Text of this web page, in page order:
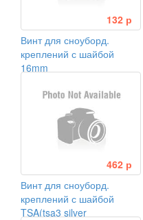
132 р
Винт для сноуборд.
креплений с шайбой
16mm
462 р
Винт для сноуборд.
креплений с шайбой
TSA(tsa3 silver